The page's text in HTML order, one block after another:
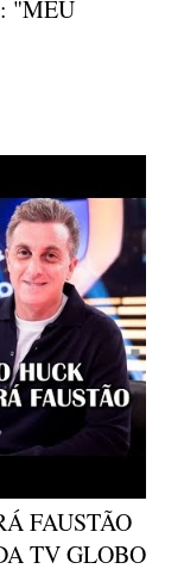
"MEU
FAUSTÃO
TV GLOBO